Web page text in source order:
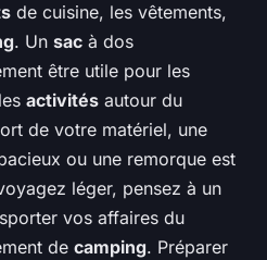
de cuisine, les vêtements,
. Un sac à dos
être utile pour les
activités autour du
de votre matériel, une
ou une remorque est
léger, pensez à un
vos affaires du
de camping. Préparer